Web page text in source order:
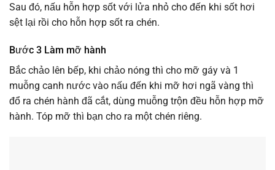
Sau đó, nấu hỗn hợp sốt với lửa nhỏ cho đến khi sốt hơi
sệt lại rồi cho hỗn hợp sốt ra chén.
Bước 3 Làm mỡ hành
Bắc chảo lên bếp, khi chảo nóng thì cho mỡ gáy và 1
muỗng canh nước vào nấu đến khi mỡ hơi ngã vàng thì
đổ ra chén hành đã cắt, dùng muỗng trộn đều hỗn hợp mỡ
hành. Tóp mỡ thì bạn cho ra một chén riêng.